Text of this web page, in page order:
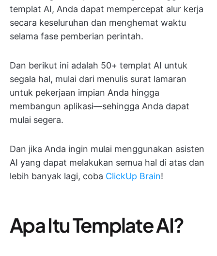
templat AI, Anda dapat mempercepat alur kerja
secara keseluruhan dan menghemat waktu
selama fase pemberian perintah.
Dan berikut ini adalah 50+ templat AI untuk
segala hal, mulai dari menulis surat lamaran
untuk pekerjaan impian Anda hingga
membangun aplikasi—sehingga Anda dapat
mulai segera.
Dan jika Anda ingin mulai menggunakan asisten
AI yang dapat melakukan semua hal di atas dan
lebih banyak lagi, coba ClickUp Brain!
Apa Itu Template AI?